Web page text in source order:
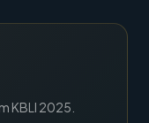
KBLI 2025.